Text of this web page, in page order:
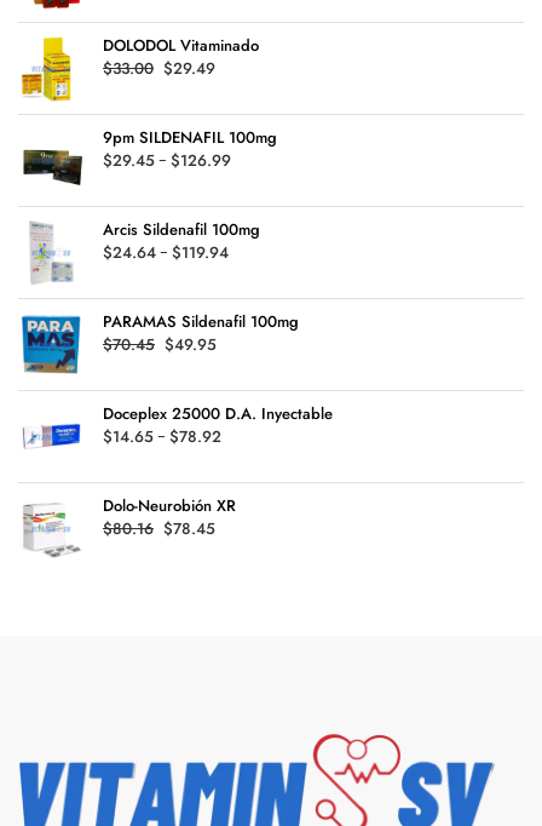
precios:
desde
$135.99
DOLODOL Vitaminado
$33.00 Original
was:
$33.00.
$29.49
is:
$29.49.
9pm SILDENAFIL 100mg
$29.45- $126.99Rango
precios:
desde
$126.99
Arcis Sildenafil 100mg
$24.64- $119.94Rango
precios:
desde
$119.94
PARAMAS Sildenafil 100mg
$70.45 Original
was:
$70.45.
$49.95
is:
$49.95.
Doceplex 25000 D.A. Inyectable
$14.65- $78.92Rango
precios:
desde
Dolo-Neurobión XR
$80.16 Original
$78.45